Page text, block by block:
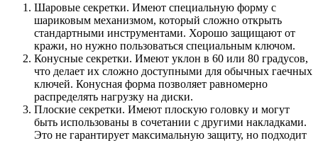
Шаровые секретки. Имеют специальную форму с
шариковым механизмом, который сложно открыть
стандартными инструментами. Хорошо защищают от
кражи, но нужно пользоваться специальным ключом.
Конусные секретки. Имеют уклон в 60 или 80 градусов,
что делает их сложно доступными для обычных гаечных
ключей. Конусная форма позволяет равномерно
распределять нагрузку на диски.
Плоские секретки. Имеют плоскую головку и могут
быть использованы в сочетании с другими накладками.
Это не гарантирует максимальную защиту, но подходит